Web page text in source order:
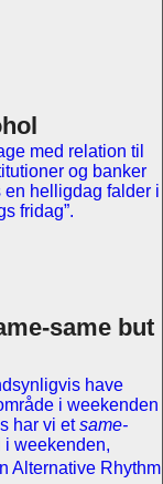
med relation til
og banker
helligdag falder i
fridag”.
same but
have
i weekenden
har vi etsame-
weekenden,
Alternative Rhythm